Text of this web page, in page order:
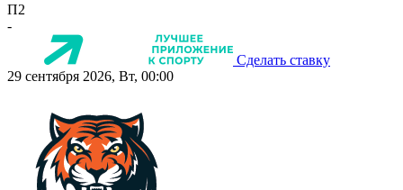
П2
-
Сделать ставку
29 сентября 2026, Вт, 00:00